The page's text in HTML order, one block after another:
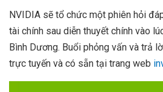
NVIDIA sẽ tổ chức một phiên hỏi
tài chính sau diễn thuyết chính vào
Bình Dương. Buổi phỏng vấn và trả
trực tuyến và có sẵn tại trang web